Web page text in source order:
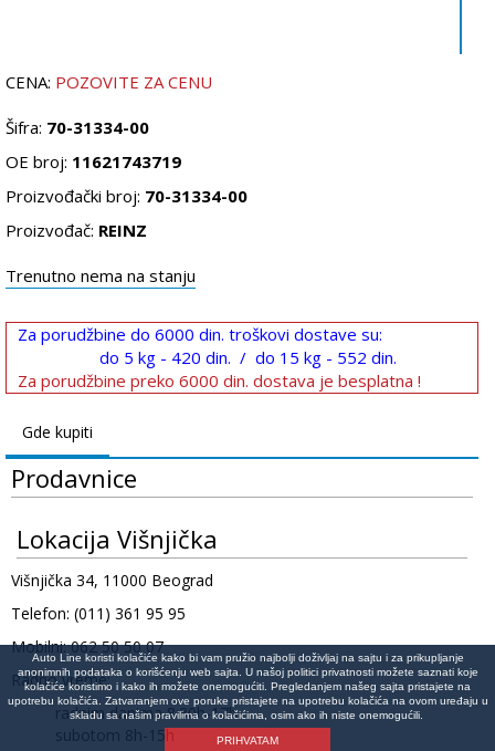
CENA: POZOVITE ZA CENU
Šifra: 70-31334-00
OE broj: 11621743719
Proizvođački broj: 70-31334-00
Proizvođač: REINZ
Trenutno nema na stanju
Za porudžbine do 6000 din. troškovi dostave su:
do 5 kg - 420 din. / do 15 kg - 552 din.
Za porudžbine preko 6000 din. dostava je besplatna !
Gde kupiti
Prodavnice
Lokacija Višnjička
Višnjička 34, 11000 Beograd
Telefon: (011) 361 95 95
Mobilni: 062 50 50 07
Radno vreme:
radnim danima 8:30h-17h
subotom 8h-15h
Auto Line koristi kolačiće kako bi vam pružio najbolji doživljaj na sajtu i za prikupljanje
anonimnih podataka o korišćenju web sajta. U našoj politici privatnosti možete saznati koje
kolačiće koristimo i kako ih možete onemogućiti. Pregledanjem našeg sajta pristajete na
upotrebu kolačića. Zatvaranjem ove poruke pristajete na upotrebu kolačića na ovom uređaju u
skladu sa našim pravilima o kolačićima, osim ako ih niste onemogućili.
PRIHVATAM